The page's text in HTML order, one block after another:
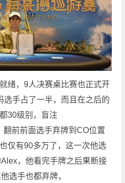
绪，9人决赛桌比赛也正式开
选手占了一半，而且在之后的
30级别，盲注
翻前前面选手弃牌到CO位置
仅有90多万了，这一次他选
，他看完手牌之后果断接
选手也都弃牌，